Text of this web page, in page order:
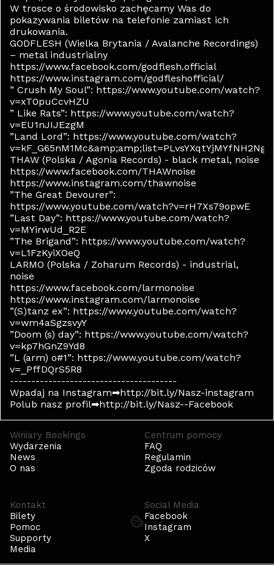
W trosce o środowisko zachęcamy Was do
pokazywania biletów na telefonie zamiast ich
drukowania.
GODFLESH (Wielka Brytania / Avalanche Recordings)
– metal industrialny
https://www.facebook.com/godflesh.official
https://www.instagram.com/godfleshofficial/
” Crush My Soul”: https://www.youtube.com/watch?
v=xT0puCcvHZU
” Like Rats”: https://www.youtube.com/watch?
v=EU1nJIJEzgM
”Land Lord”: https://www.youtube.com/watch?
THAW (Polska / Agonia Records) - black metal, noise
https://www.facebook.com/THAWnoise
https://www.instagram.com/thawnoise
”The Great Devourer”:
https://www.youtube.com/watch?v=rH7Xs79opwE
”Last Day”: https://www.youtube.com/watch?
v=MYirwUd_R2E
”The Brigand”: https://www.youtube.com/watch?
v=L1FzKyiXOeQ
LARMO (Polska / Zoharum Records) - industrial,
noise
https://www.facebook.com/larmonoise
https://www.instagram.com/larmonoise
”(S)tanz ex”: https://www.youtube.com/watch?
v=wm4aSgzsvyY
”Doom (s) day”: https://www.youtube.com/watch?
v=kp7hGnZ9Yd8
”L (arm) o#1”: https://www.youtube.com/watch?
v=_PffDQrS5R8
---------------------------------------
Wpadaj na Instagram➡http://bit.ly/Nasz-instagram
Polub nasz profil➡http://bit.ly/Nasz--Facebook
Winiary Bookings
Wydarzenia
News
O nas
Centrum pomocy
FAQ
Regulamin
Zgoda rodziców
Kontakt
Bilety
Pomoc
Supporty
Media
Social Media
Facebook
Instagram
X